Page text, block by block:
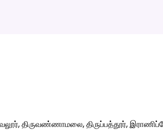
திருவண்ணாமலை, திருப்பத்தூர்,